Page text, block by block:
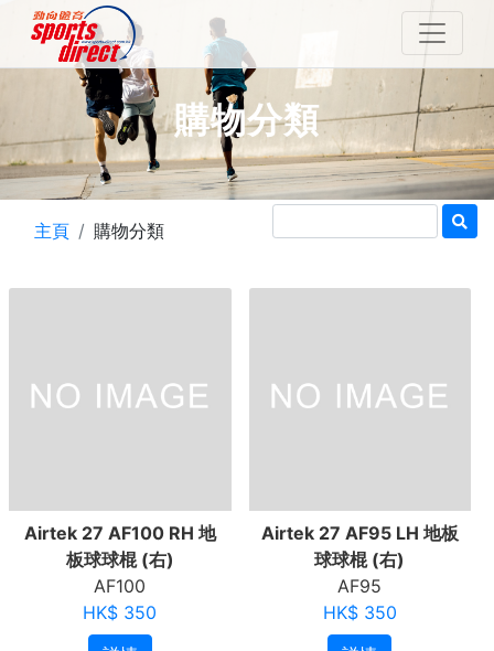
購物分類
主頁 購物分類
Airtek 27 AF100 RH 地
板球球棍 (右)
AF100
HK$ 350
Airtek 27 AF95 LH 地板
球球棍 (右)
AF95
HK$ 350